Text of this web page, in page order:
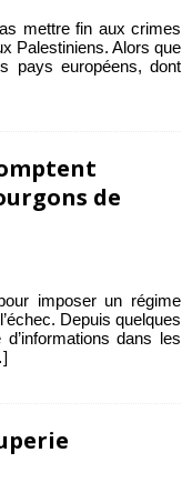
mettre fin aux crimes
Palestiniens. Alors que
pays européens, dont
de
imposer un régime
Depuis quelques
dans les